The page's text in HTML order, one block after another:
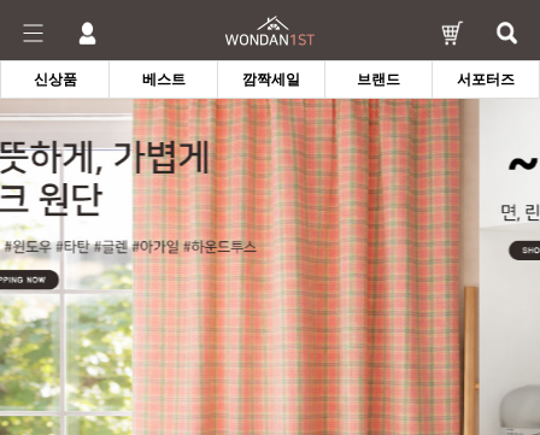
신상품 베스트 깜짝세일 브랜드 서포터즈